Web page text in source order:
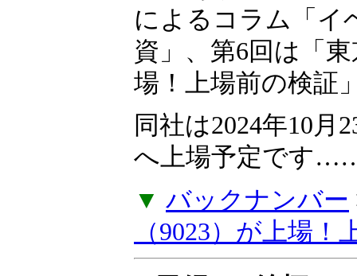
▼ 週刊レポート
ケットの極意』
イベント投資
IPO投資家の柳橋
資とIPO投資」、
（9023）が上場！